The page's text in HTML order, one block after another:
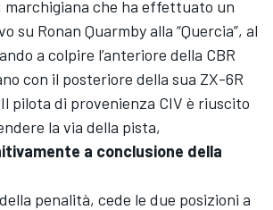
marchigiana che ha effettuato un
su Ronan Quarmby alla “Quercia”, al
a colpire l’anteriore della CBR
con il posteriore della sua ZX-6R
pilota di provenienza CIV è riuscito
la via della pista,
a conclusione della
penalità, cede le due posizioni a